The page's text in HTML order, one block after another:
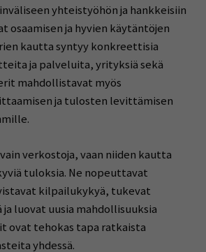
yhteistyöhön ja hankkeisiin
osaamisen ja hyvien käytäntöjen
kautta syntyy konkreettisia
ja palveluita, yrityksiä sekä
mahdollistavat myös
ja tulosten levittämisen
verkostoja, vaan niiden kautta
tuloksia. Ne nopeuttavat
kilpailukykyä, tukevat
luovat uusia mahdollisuuksia
ovat tehokas tapa ratkaista
yhdessä.